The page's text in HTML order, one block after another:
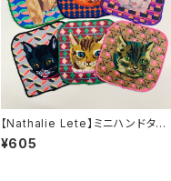
【Nathalie Lete】ミニハンドタオ
ル
¥605